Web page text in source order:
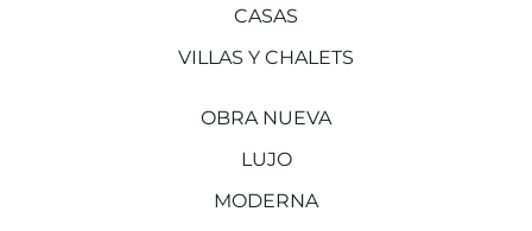
CASAS
VILLAS Y CHALETS
OBRA NUEVA
LUJO
MODERNA